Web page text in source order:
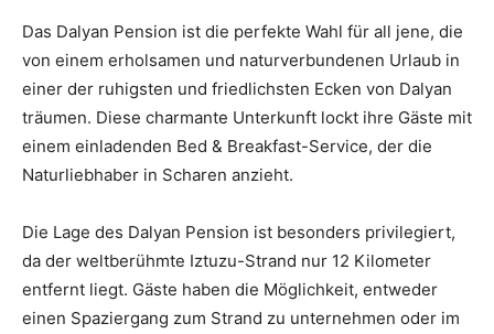
Das Dalyan Pension ist die perfekte Wahl für all jene, die
von einem erholsamen und naturverbundenen Urlaub in
einer der ruhigsten und friedlichsten Ecken von Dalyan
träumen. Diese charmante Unterkunft lockt ihre Gäste mit
einem einladenden Bed & Breakfast-Service, der die
Naturliebhaber in Scharen anzieht.
Die Lage des Dalyan Pension ist besonders privilegiert,
da der weltberühmte Iztuzu-Strand nur 12 Kilometer
entfernt liegt. Gäste haben die Möglichkeit, entweder
einen Spaziergang zum Strand zu unternehmen oder im